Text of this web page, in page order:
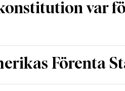
var
Förenta